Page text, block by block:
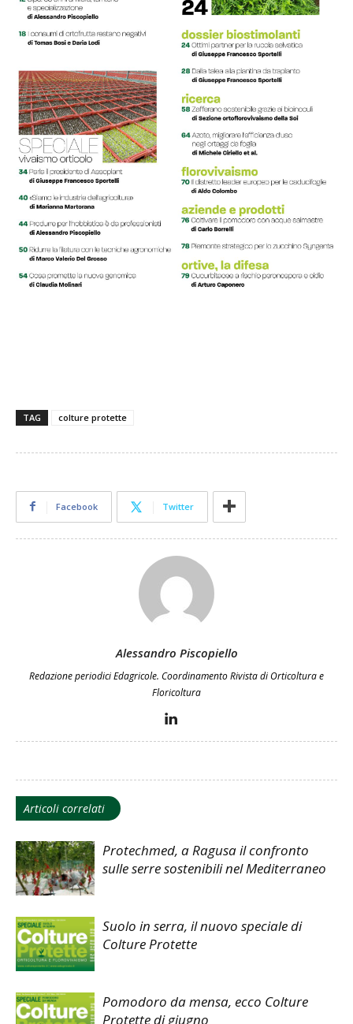
TAG colture protette
Facebook Twitter
Alessandro Piscopiello
Redazione periodici Edagricole. Coordinamento Rivista di Orticoltura e
Floricoltura
Articoli correlati
Protechmed, a Ragusa il confronto
sulle serre sostenibili nel Mediterraneo
Suolo in serra, il nuovo speciale di
Colture Protette
Pomodoro da mensa, ecco Colture
Protette di giugno